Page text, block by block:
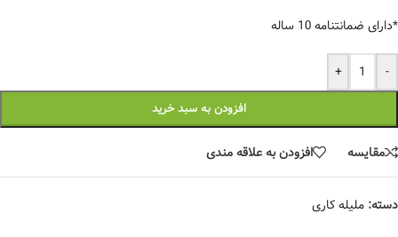
*دارای ضمانتنامه 10 ساله
-
+
افزودن به سبد خرید
مقایسه افزودن به علاقه مندی
دسته: ملیله کاری